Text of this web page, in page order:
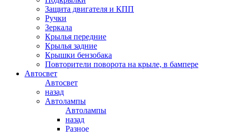
Защита двигателя и КПП
Ручки
Зеркала
Крылья передние
Крылья задние
Крышки бензобака
Повторители поворота на крыле, в бампере
Автосвет
Автосвет
назад
Автолампы
Автолампы
назад
Разное